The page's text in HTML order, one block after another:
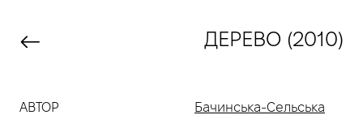
ДЕРЕВО (2010)
АВТОР
Бачинська-Сельська